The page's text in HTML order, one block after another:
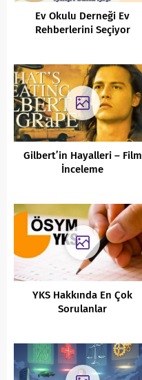
Ev Okulu Derneği Ev
Rehberlerini Seçiyor
Gilbert’in Hayalleri – Film
İnceleme
YKS Hakkında En Çok
Sorulanlar